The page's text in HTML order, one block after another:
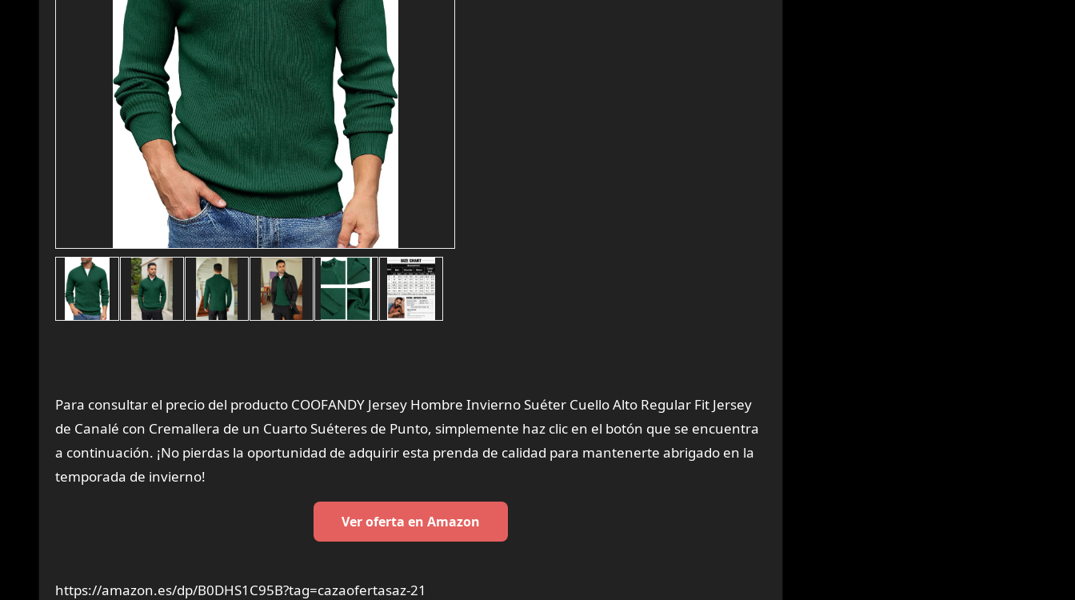
Para consultar el precio del producto COOFANDY Jersey Hombre Invierno Suéter Cuello Alto Regular Fit Jersey
de Canalé con Cremallera de un Cuarto Suéteres de Punto, simplemente haz clic en el botón que se encuentra
a continuación. ¡No pierdas la oportunidad de adquirir esta prenda de calidad para mantenerte abrigado en la
temporada de invierno!
Ver oferta en Amazon
https://amazon.es/dp/B0DHS1C95B?tag=cazaofertasaz-21